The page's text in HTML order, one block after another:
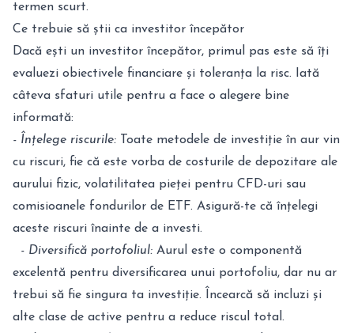
termen scurt.
Ce trebuie să știi ca investitor începător
Dacă ești un investitor începător, primul pas este să îți
evaluezi obiectivele financiare și toleranța la risc. Iată
câteva sfaturi utile pentru a face o alegere bine
informată:
- Înțelege riscurile:
Toate metodele de investiție în aur vin
cu riscuri, fie că este vorba de costurile de depozitare ale
aurului fizic, volatilitatea pieței pentru CFD-uri sau
comisioanele fondurilor de ETF. Asigură-te că înțelegi
aceste riscuri înainte de a investi.
- Diversifică portofoliul: Aurul este o componentă
excelentă pentru diversificarea unui portofoliu, dar nu ar
trebui să fie singura ta investiție. Încearcă să incluzi și
alte clase de active pentru a reduce riscul total.